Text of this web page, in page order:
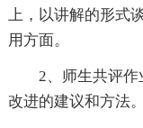
上，以讲解的形式
用方面。
2、师生共评
改进的建议和方法。